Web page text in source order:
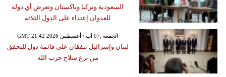
السعودية وتركيا وباكستان وتعرض أي دولة
للعدوان إعتداء على الدول الثلاثة
GMT 21:42 2026 الجمعة ,07 آب / أغسطس
لبنان وإسرائيل تتفقان على قائمة دول للتحقق
من نزع سلاح حزب الله